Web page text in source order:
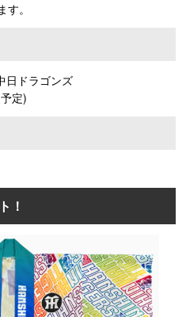
。
日ドラゴンズ
定)
！